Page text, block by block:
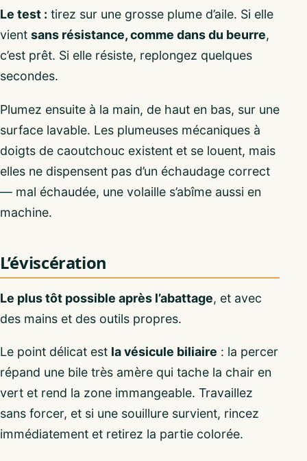
Le test : tirez sur une grosse plume d’aile. Si elle
vient sans résistance, comme dans du beurre,
c’est prêt. Si elle résiste, replongez quelques
secondes.
Plumez ensuite à la main, de haut en bas, sur une
surface lavable. Les plumeuses mécaniques à
doigts de caoutchouc existent et se louent, mais
elles ne dispensent pas d’un échaudage correct
— mal échaudée, une volaille s’abîme aussi en
machine.
L’éviscération
Le plus tôt possible après l’abattage, et avec
des mains et des outils propres.
Le point délicat est la vésicule biliaire : la percer
répand une bile très amère qui tache la chair en
vert et rend la zone immangeable. Travaillez
sans forcer, et si une souillure survient, rincez
immédiatement et retirez la partie colorée.